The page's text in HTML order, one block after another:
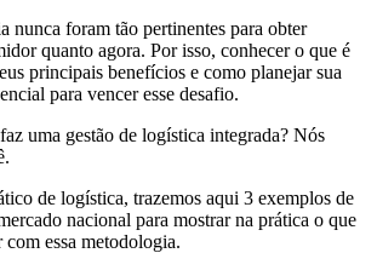
nunca foram tão pertinentes para obter
quanto agora. Por isso, conhecer o que é
principais benefícios e como planejar sua
para vencer esse desafio.
uma gestão de logística integrada? Nós
de logística, trazemos aqui 3 exemplos de
nacional para mostrar na prática o que
essa metodologia.